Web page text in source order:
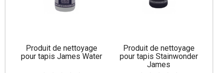
Produit de nettoyage
pour tapis James Water
Produit de nettoyage
pour tapis Stainwonder
James